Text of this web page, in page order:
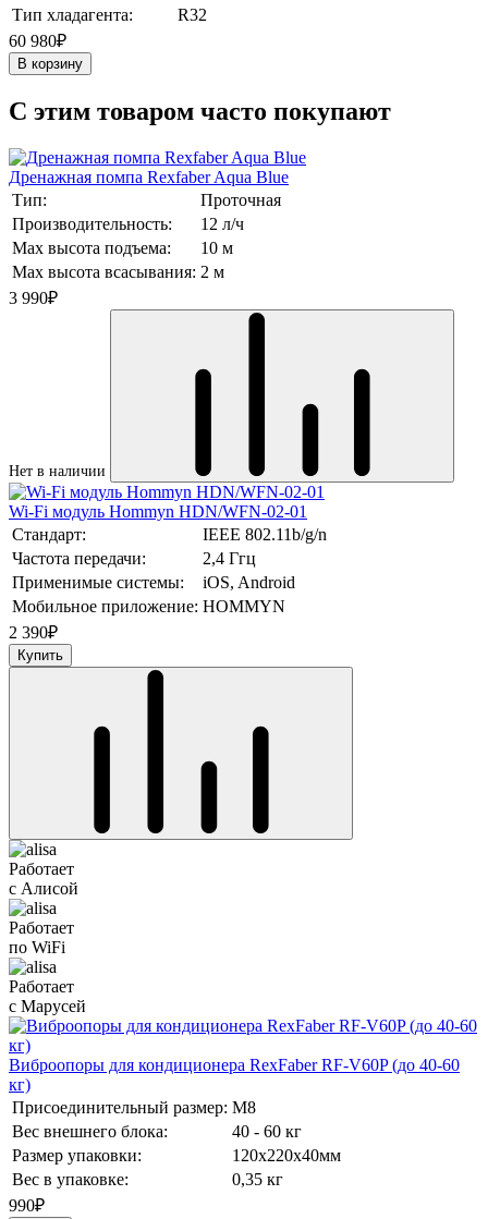
Тип хладагента:
R32
60 980₽
В корзину
C этим товаром часто покупают
Дренажная помпа Rexfaber Aqua Blue
Тип:
Проточная
Производительность:
12 л/ч
Max высота подъема:
10 м
Max высота всасывания: 2 м
3 990₽
Нет в наличии
Wi-Fi модуль Hommyn HDN/WFN-02-01
Стандарт:
IEEE 802.11b/g/n
Частота передачи:
2,4 Ггц
Применимые системы:
iOS, Android
Мобильное приложение: HOMMYN
2 390₽
Купить
Работает
с Алисой
Работает
по WiFi
Работает
с Марусей
Виброопоры для кондиционера RexFaber RF-V60P (до 40-60
кг)
Присоединительный размер: М8
Вес внешнего блока:
40 - 60 кг
Размер упаковки:
120х220х40мм
Вес в упаковке:
0,35 кг
990₽